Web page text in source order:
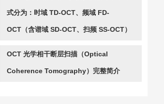
式分为：时域 TD-OCT、频域 FD-
OCT（含谱域 SD-OCT、扫频 SS-OCT）
OCT 光学相干断层扫描（Optical
Coherence Tomography）完整简介